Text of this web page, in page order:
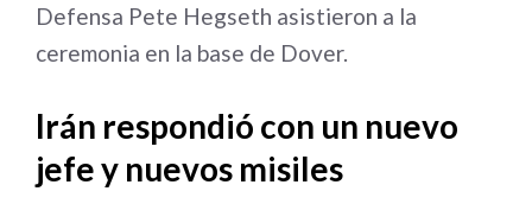
Defensa Pete Hegseth asistieron a la
ceremonia en la base de Dover.
Irán respondió con un nuevo
jefe y nuevos misiles